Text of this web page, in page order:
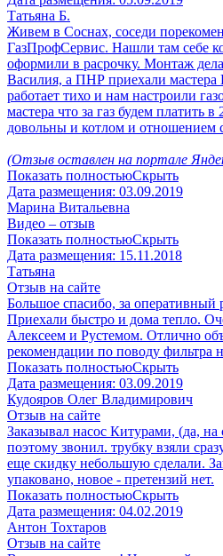
Татьяна Б.
Живем в Соснах, соседи
ГазПрофСервис. Нашли там себе
оформили в расрочку. Монтаж
Василия, а ПНР приехали мастера
работает тихо и нам настроили
мастера что за газ будем платить
довольны и котлом и отношением
(Отзыв оставлен на портале
Показать полностьюСкрыть
Дата размещения: 03.09.2019
Марина Витальевна
Видео – отзыв
Показать полностьюСкрыть
Дата размещения: 15.11.2018
Татьяна
Отзыв на сайте
Большое спасибо, за оперативный
Приехали быстро и дома тепло.
Алексеем и Рустемом. Отлично
рекомендации по поводу фильтра
Показать полностьюСкрыть
Дата размещения: 03.09.2019
Кудояров Олег Владимирович
Отзыв на сайте
Заказывал насос Китурами, (да,
поэтому звонил. трубку взяли
еще скидку небольшую сделали.
упаковано, новое - претензий нет.
Показать полностьюСкрыть
Дата размещения: 04.02.2019
Антон Тохтаров
Отзыв на сайте